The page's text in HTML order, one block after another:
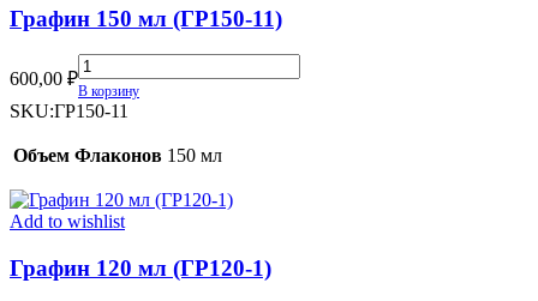
Графин 150 мл (ГР150-11)
600,00 ₽
Графин
150
мл
11)
В корзину
SKU:ГР150-11
Объем Флаконов 150 мл
Add to wishlist
Графин 120 мл (ГР120-1)